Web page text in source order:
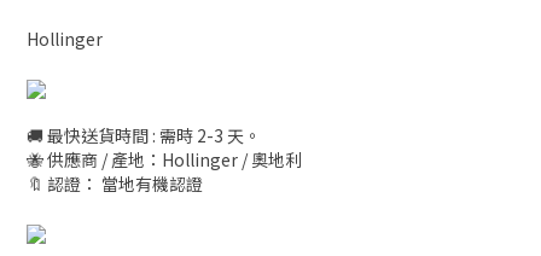
Hollinger
🚚 最快送貨時間 : 需時 2-3 天。
🐝 供應商 / 產地：Hollinger / 奧地利
🔖 認證： 當地有機認證